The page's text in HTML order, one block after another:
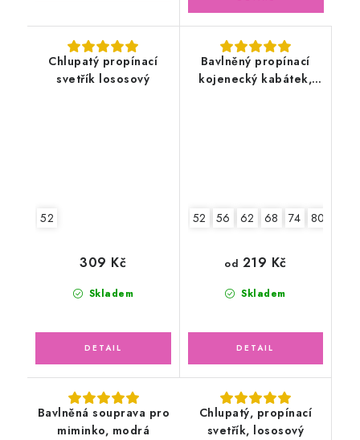
Chlupatý propínací
svetřík lososový
52
Skladem
309 Kč
Bavlněný propínací
kojenecký kabátek,
52 56 62 68 74 80
Skladem
od 219 Kč
Bavlněná souprava pro
miminko, modrá
Chlupatý, propínací
svetřík, lososový